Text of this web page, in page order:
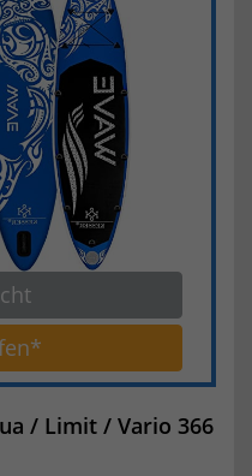
/ Limit / Vario 366